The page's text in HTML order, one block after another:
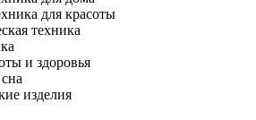
для красоты
техника
и здоровья
изделия